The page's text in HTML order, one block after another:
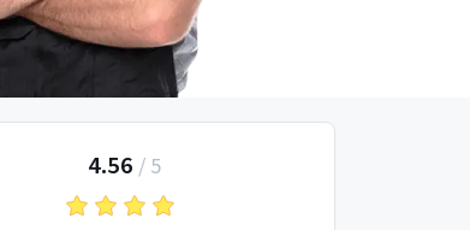
4.56 / 5